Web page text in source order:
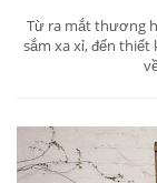
Từ ra mắt thương
sắm xa xỉ, đến thiết